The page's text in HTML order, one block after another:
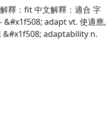
釋：fit 中文解釋：適合 字
&#x1f508; adapt vt. 使適應,
&#x1f508; adaptability n.